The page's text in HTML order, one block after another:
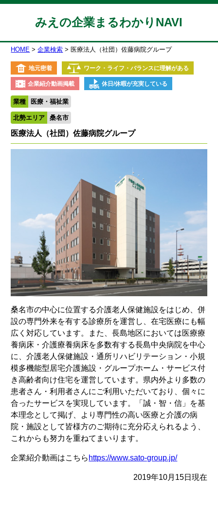
みえの企業まるわかりNAVI
HOME 企業検索 医療法人（社団）佐藤病院グループ
地元密着 ワーク・ライフ・バランスに理解がある
企業紹介動画掲載 休日/休暇が充実している
業種 医療・福祉業
北勢エリア 桑名市
医療法人（社団）佐藤病院グループ
桑名市の中心に位置する介護老人保健施設をはじめ、併
設の専門外来を有する診療所を運営し、在宅医療にも幅
広く対応しています。また、長島地区においては医療療
養病床・介護療養病床を多数有する長島中央病院を中心
に、介護老人保健施設・通所リハビリテーション・小規
模多機能型居宅介護施設・グループホーム・サービス付
き高齢者向け住宅を運営しています。県内外より多数の
患者さん・利用者さんにご利用いただいており、個々に
合ったサービスを実現しています。「誠・智・信」を基
本理念として掲げ、より専門性の高い医療と介護の病
院・施設として皆様方のご期待に充分応えられるよう、
これからも努力を重ねてまいります。
企業紹介動画はこちら https://www.sato-group.jp/
2019年10月15日現在